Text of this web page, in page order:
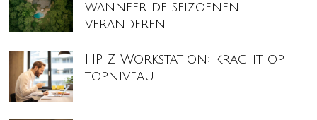
wanneer de seizoenen
veranderen
HP Z Workstation: kracht op
topniveau